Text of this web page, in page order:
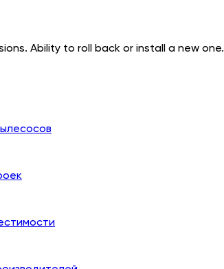
Ability to roll back or install a new one.